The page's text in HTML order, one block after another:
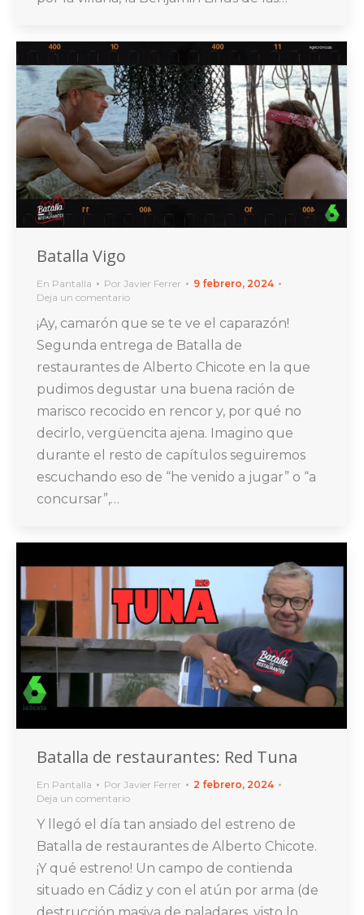
Batalla Vigo
En Pantalla Por Javier Ferrer
9 febrero, 2024
Deja un comentario
¡Ay, camarón que se te ve el caparazón!
Segunda entrega de Batalla de
restaurantes de Alberto Chicote en la que
pudimos degustar una buena ración de
marisco recocido en rencor y, por qué no
decirlo, vergüencita ajena. Imagino que
durante el resto de capítulos seguiremos
escuchando eso de “he venido a jugar” o “a
concursar”,…
Batalla de restaurantes: Red Tuna
En Pantalla Por Javier Ferrer
2 febrero, 2024
Deja un comentario
Y llegó el día tan ansiado del estreno de
Batalla de restaurantes de Alberto Chicote.
¡Y qué estreno! Un campo de contienda
situado en Cádiz y con el atún por arma (de